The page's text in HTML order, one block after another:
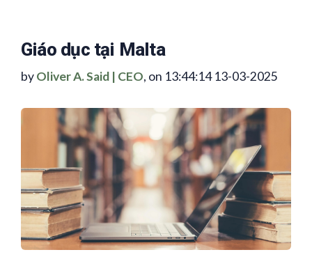
Giáo dục tại Malta
byOliver A. Said | CEO, on 13:44:14 13-03-2025